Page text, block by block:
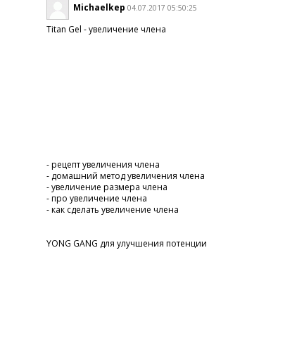
Michaelkep 04.07.2017 05:50:25
Titan Gel - увеличение члена
- рецепт увеличения члена
- домашний метод увеличения члена
- увеличение размера члена
- про увеличение члена
- как сделать увеличение члена
YONG GANG для улучшения потенции